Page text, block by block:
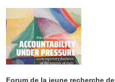
Forum de la jeune recherche de